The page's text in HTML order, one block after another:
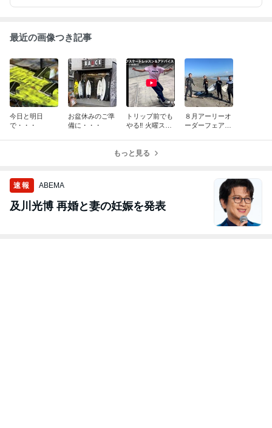
最近の画像つき記事
今日と明日
で・・・
お盆休みのご準
備に・・・
トリップ前でも
やる‼️ 火曜スケ
８月アーリーオ
ーダーフェアー
もっと見る
速報 ABEMA
及川光博 再婚と妻の妊娠を発表